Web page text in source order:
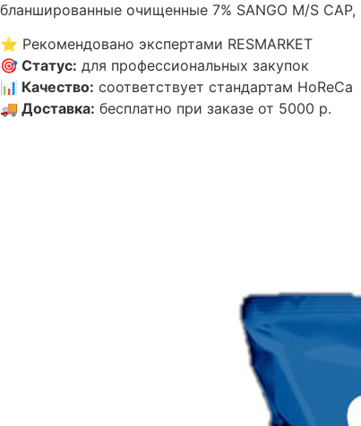
бланшированные очищенные 7% SANGO M/S CAP,
⭐ Рекомендовано экспертами RESMARKET
🎯 Статус: для профессиональных закупок
📊 Качество: соответствует стандартам HoReCa
🚚 Доставка: бесплатно при заказе от 5000 р.